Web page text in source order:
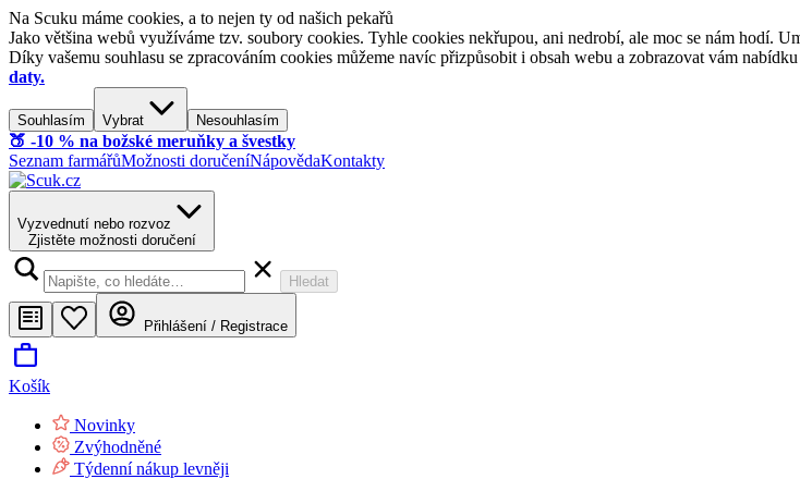
Na Scuku máme cookies, a to nejen ty od našich pekařů
Jako většina webů využíváme tzv. soubory cookies. Tyhle cookies nekřupou, ani nedrobí, ale moc se nám hodí.
Díky vašemu souhlasu se zpracováním cookies můžeme navíc přizpůsobit i obsah webu a zobrazovat vám
daty.
Souhlasím Vybrat Nesouhlasím
🍑​ -10 % na božské meruňky a švestky
Seznam farmářůMožnosti doručeníNápovědaKontakty
Vyzvednutí nebo rozvoz
Zjistěte možnosti doručení
Hledat
Přihlášení / Registrace
Košík
Novinky
Zvýhodněné
Týdenní nákup levněji